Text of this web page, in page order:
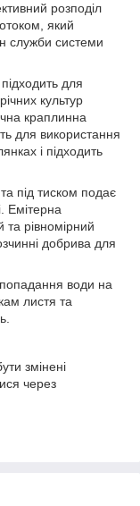
розподіл
який
служби системи
для
культур
краплинна
для використання
і підходить
під тиском подає
Емітерна
та рівномірний
добрива для
води на
листя та
змінені
через